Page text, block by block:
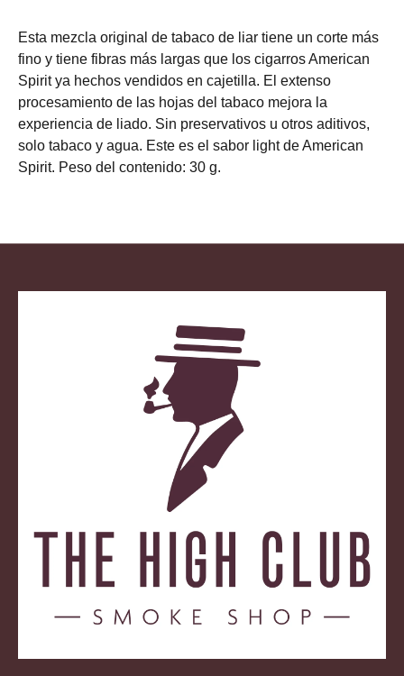
Esta mezcla original de tabaco de liar tiene un corte más
fino y tiene fibras más largas que los cigarros American
Spirit ya hechos vendidos en cajetilla. El extenso
procesamiento de las hojas del tabaco mejora la
experiencia de liado. Sin preservativos u otros aditivos,
solo tabaco y agua. Este es el sabor light de American
Spirit. Peso del contenido: 30 g.